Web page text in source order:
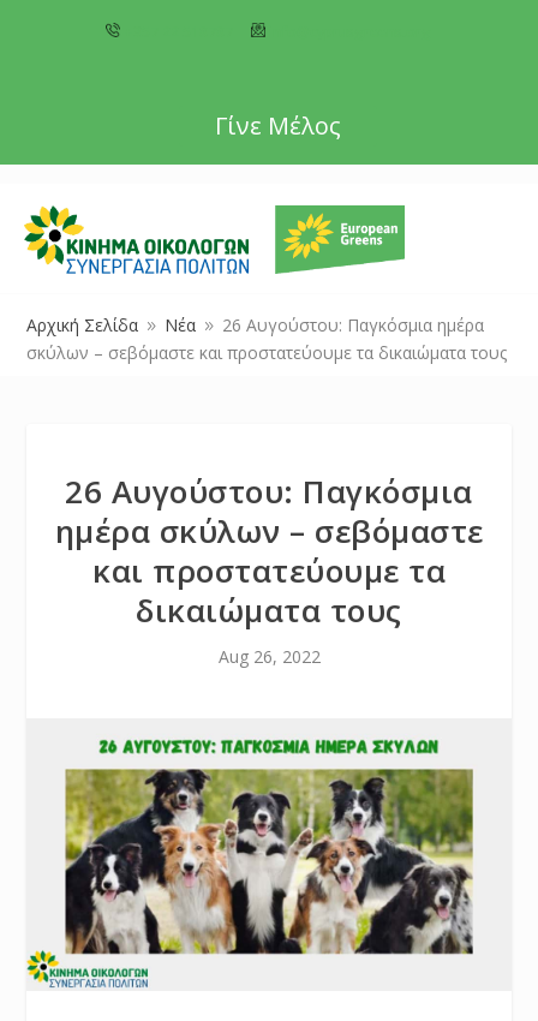
Γίνε Μέλος
Αρχική Σελίδα 9 Νέα 9 26 Αυγούστου: Παγκόσμια ημέρα
σκύλων – σεβόμαστε και προστατεύουμε τα δικαιώματα τους
26 Αυγούστου: Παγκόσμια
ημέρα σκύλων – σεβόμαστε
και προστατεύουμε τα
δικαιώματα τους
Aug 26, 2022